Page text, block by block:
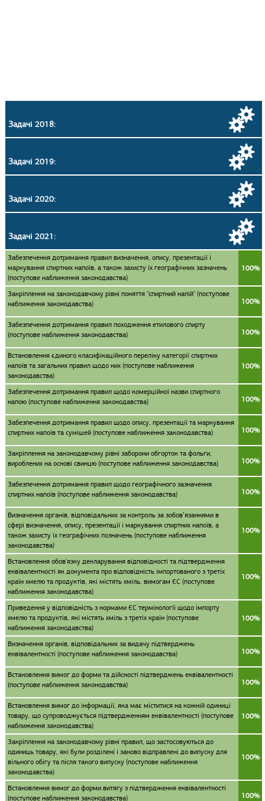
Задачі 2018:
Задачі 2019:
Задачі 2020:
Задачі 2021:
Забезпечення дотримання правил визначення, опису, презентації і
маркування спиртних напоїв, а також захисту їх географічних зазначень
(поступове наближення законодавства)
100%
Закріплення на законодавчому рівні поняття "спиртний напій" (поступове
наближення законодавства)
100%
Забезпечення дотримання правил походження етилового спирту
(поступове наближення законодавства)
100%
Встановлення єдиного класифікаційного переліку категорії спиртних
напоїв та загальних правил щодо них (поступове наближення
законодавства)
100%
Забезпечення дотримання правил щодо комерційної назви спиртного
напою (поступове наближення законодавства)
100%
Забезпечення дотримання правил щодо опису, презентації та маркування
спиртних напоїв та сумішей (поступове наближення законодавства)
100%
Закріплення на законодавчому рівні заборони обгорток та фольги,
вироблених на основі свинцю (поступове наближення законодавства)
100%
Забезпечення дотримання правил щодо географічного зазначення
спиртних напоїв (поступове наближення законодавства)
100%
Визначення органів, відповідальних за контроль за зобов’язаннями в
сфері визначення, опису, презентації і маркування спиртних напоїв, а
також захисту їх географічних позначень (поступове наближення
законодавства)
100%
Встановлення обов'язку декларування відповідності та підтвердження
еквівалентності як документа про відповідність імпортованого з третіх
країн хмелю та продуктів, які містять хміль, вимогам ЄС (поступове
наближення законодавства)
100%
Приведення у відповідність з нормами ЄС термінології щодо імпорту
хмелю та продуктів, які містять хміль з третіх країн (поступове
наближення законодавства)
100%
Визначення органів, відповідальних за видачу підтверджень
еквівалентності (поступове наближення законодавства)
100%
Встановлення вимог до форми та дійсності підтверджень еквівалентності
(поступове наближення законодавства)
100%
Встановлення вимог до інформації, яка має міститися на кожній одиниці
товару, що супроводжується підтвердженням еквівалентності (поступове
наближення законодавства)
100%
Закріплення на законодавчому рівні правил, що застосовуються до
одиниць товару, які були розділені і заново відправлені до випуску для
вільного обігу та після такого випуску (поступове наближення
законодавства)
100%
Встановлення вимог до форми витягу з підтвердження еквівалентності
(поступове наближення законодавства)
100%